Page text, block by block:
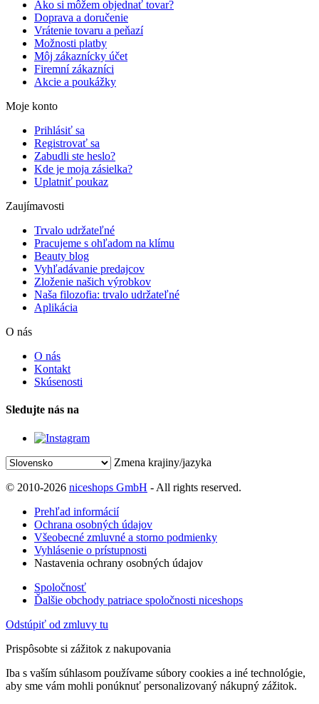
Ako si môžem objednať tovar?
Doprava a doručenie
Vrátenie tovaru a peňazí
Možnosti platby
Môj zákaznícky účet
Firemní zákazníci
Akcie a poukážky
Moje konto
Prihlásiť sa
Registrovať sa
Zabudli ste heslo?
Kde je moja zásielka?
Uplatniť poukaz
Zaujímavosti
Trvalo udržateľné
Pracujeme s ohľadom na klímu
Beauty blog
Vyhľadávanie predajcov
Zloženie našich výrobkov
Naša filozofia: trvalo udržateľné
Aplikácia
O nás
O nás
Kontakt
Skúsenosti
Sledujte nás na
Zmena krajiny/jazyka
© 2010-2026 niceshops GmbH - All rights reserved.
Prehľad informácií
Ochrana osobných údajov
Všeobecné zmluvné a storno podmienky
Vyhlásenie o prístupnosti
Nastavenia ochrany osobných údajov
Spoločnosť
Ďalšie obchody patriace spoločnosti niceshops
Odstúpiť od zmluvy tu
Prispôsobte si zážitok z nakupovania
Iba s vaším súhlasom používame súbory cookies a iné technológie,
aby sme vám mohli ponúknuť personalizovaný nákupný zážitok.